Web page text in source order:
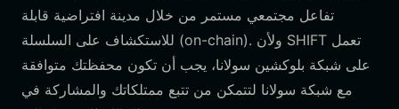
تفاعل مجتمعي مستمر من خلال مدينة افتراضية قابلة
للاستكشاف على السلسلة (on-chain). ولأن SHIFT تعمل
على شبكة بلوكشين سولانا، يجب أن تكون محفظتك متوافقة
مع شبكة سولانا لتتمكن من تتبع ممتلكاتك والمشاركة في